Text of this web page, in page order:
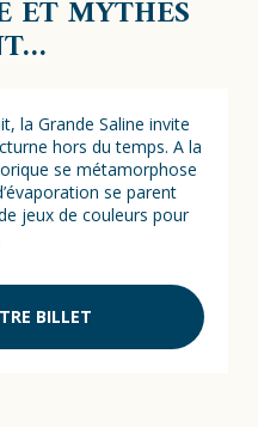
ET MYTHES
la Grande Saline invite
hors du temps. A la
se métamorphose
se parent
jeux de couleurs pour
BILLET